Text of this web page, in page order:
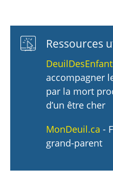
Ressources
accompagner
par la mort
d’un être cher
MonDeuil.ca -
grand-parent